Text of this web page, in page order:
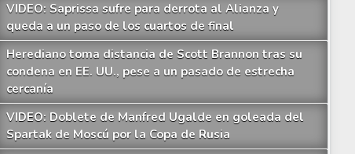
VIDEO: Saprissa sufre para derrota al Alianza y
queda a un paso de los cuartos de final
Herediano toma distancia de Scott Brannon tras su
condena en EE. UU., pese a un pasado de estrecha
cercanía
VIDEO: Doblete de Manfred Ugalde en goleada del
Spartak de Moscú por la Copa de Rusia